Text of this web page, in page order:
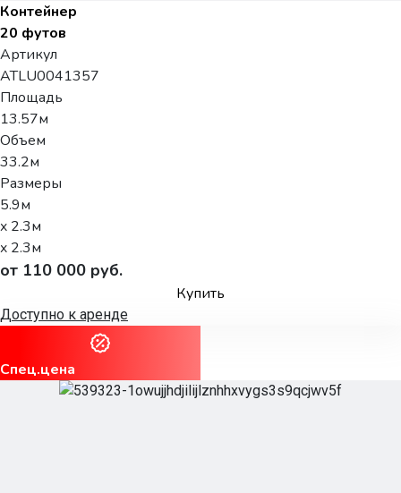
Контейнер
20 футов
Артикул
ATLU0041357
Площадь
13.57м
Объем
33.2м
Размеры
5.9м
x 2.3м
x 2.3м
от 110 000 руб.
Купить
Доступно к аренде
Спец.цена